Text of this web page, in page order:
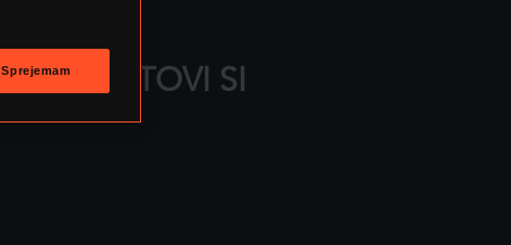
ZAGOTOVI SI
Sprejemam